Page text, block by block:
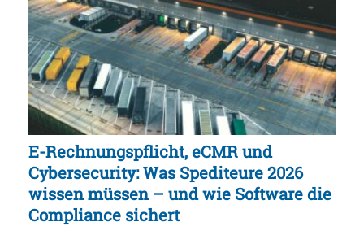
E-Rechnungspflicht, eCMR und
Cybersecurity: Was Spediteure 2026
wissen müssen – und wie Software die
Compliance sichert